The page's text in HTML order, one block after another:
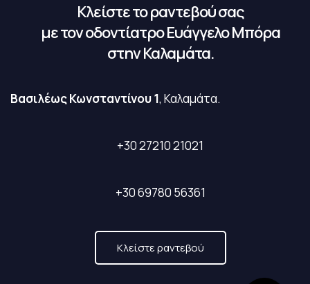
Κλείστε το ραντεβού σας
με τον οδοντίατρο Ευάγγελο Μπόρα
στην Καλαμάτα.
Βασιλέως Κωνσταντίνου 1, Καλαμάτα.
+30 27210 21021
+30 69780 56361
Κλείστε ραντεβού